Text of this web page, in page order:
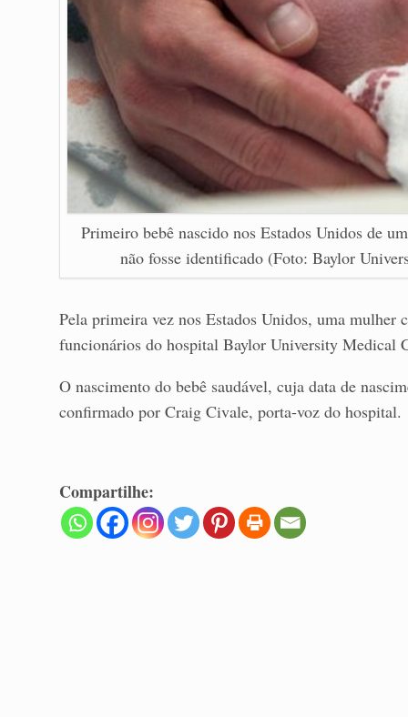
Primeiro bebê nascido nos Estados Unidos de
não fosse identificado (Foto: Baylor
Pela primeira vez nos Estados Unidos, uma mulher
funcionários do hospital Baylor University Medical
O nascimento do bebê saudável, cuja data de
confirmado por Craig Civale, porta-voz do hospital.
Compartilhe: